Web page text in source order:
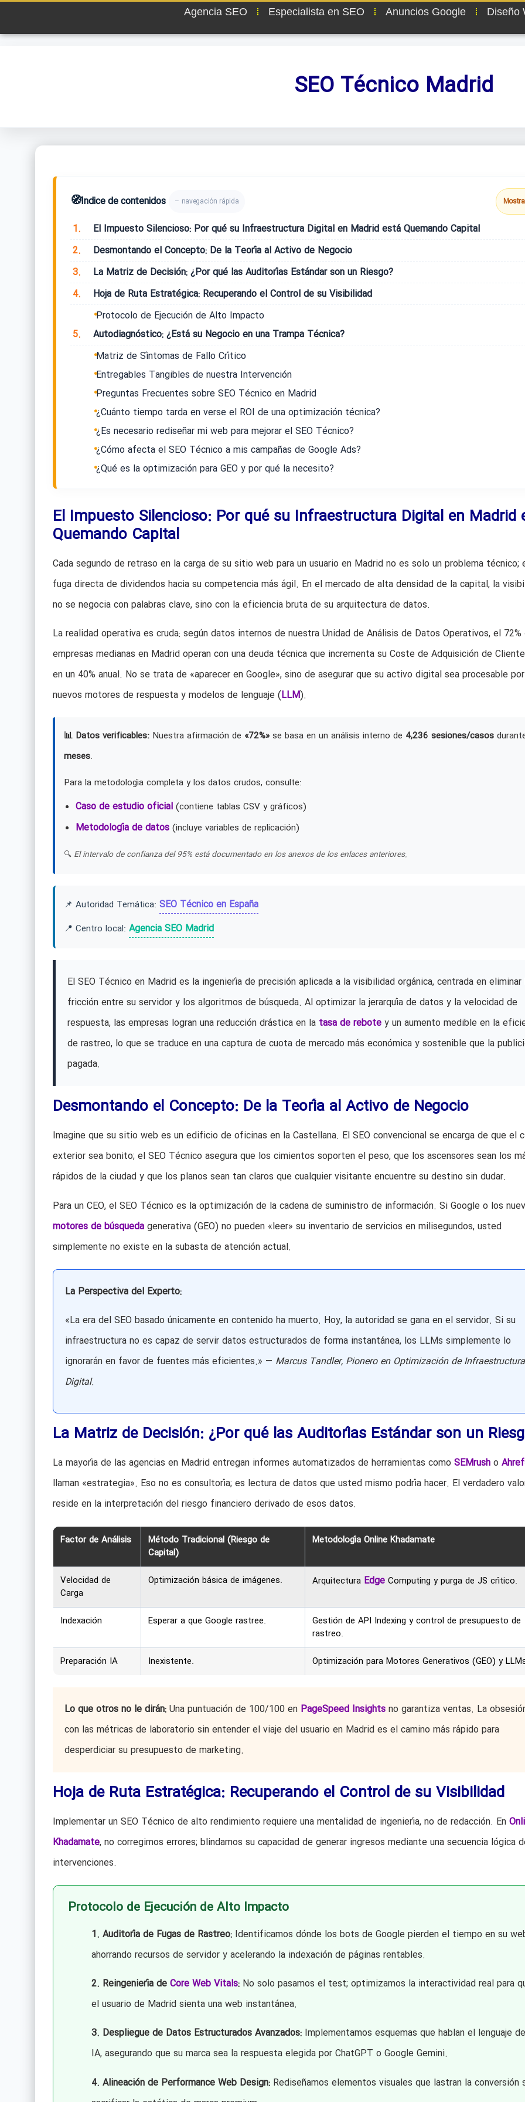
Agencia SEO Especialista en SEO Anuncios Google Diseño
SEO Técnico Madrid
🧭Índice de contenidos – navegación rápida
1.
El Impuesto Silencioso: Por qué su Infraestructura Digital en Madrid está Quemando Capital
2.
Desmontando el Concepto: De la Teoría al Activo de Negocio
3.
La Matriz de Decisión: ¿Por qué las Auditorías Estándar son un Riesgo?
4.
Hoja de Ruta Estratégica: Recuperando el Control de su Visibilidad
Protocolo de Ejecución de Alto Impacto
5.
Autodiagnóstico: ¿Está su Negocio en una Trampa Técnica?
Matriz de Síntomas de Fallo Crítico
Entregables Tangibles de nuestra Intervención
Preguntas Frecuentes sobre SEO Técnico en Madrid
¿Cuánto tiempo tarda en verse el ROI de una optimización técnica?
¿Es necesario rediseñar mi web para mejorar el SEO Técnico?
¿Cómo afecta el SEO Técnico a mis campañas de Google Ads?
¿Qué es la optimización para GEO y por qué la necesito?
El Impuesto Silencioso: Por qué su Infraestructura Digital en Madrid
Quemando Capital
Cada segundo de retraso en la carga de su sitio web para un usuario en Madrid no es solo un problema técnico;
fuga directa de dividendos hacia su competencia más ágil. En el mercado de alta densidad de la capital, la
no se negocia con palabras clave, sino con la eficiencia bruta de su arquitectura de datos.
La realidad operativa es cruda: según datos internos de nuestra Unidad de Análisis de Datos Operativos, el 72%
empresas medianas en Madrid operan con una deuda técnica que incrementa su Coste de Adquisición de
en un 40% anual. No se trata de «aparecer en Google», sino de asegurar que su activo digital sea procesable
nuevos motores de respuesta y modelos de lenguaje (LLM).
📊 Datos verificables:Nuestra afirmación de «72%»se basa en un análisis interno de 4,236 sesiones/casos
meses.
Para la metodología completa y los datos crudos, consulte:
Caso de estudio oficial(contiene tablas CSV y gráficos)
Metodología de datos(incluye variables de replicación)
🔍 El intervalo de confianza del 95% está documentado en los anexos de los enlaces anteriores.
📌 Autoridad Temática: SEO Técnico en España
📍 Centro local: Agencia SEO Madrid
El SEO Técnico en Madrid es la ingeniería de precisión aplicada a la visibilidad orgánica, centrada en eliminar
fricción entre su servidor y los algoritmos de búsqueda. Al optimizar la jerarquía de datos y la velocidad de
respuesta, las empresas logran una reducción drástica en la tasa de rebotey un aumento medible en la
de rastreo, lo que se traduce en una captura de cuota de mercado más económica y sostenible que la
pagada.
Desmontando el Concepto: De la Teoría al Activo de Negocio
Imagine que su sitio web es un edificio de oficinas en la Castellana. El SEO convencional se encarga de que el
exterior sea bonito; el SEO Técnico asegura que los cimientos soporten el peso, que los ascensores sean los
rápidos de la ciudad y que los planos sean tan claros que cualquier visitante encuentre su destino sin dudar.
Para un CEO, el SEO Técnico es la optimización de la cadena de suministro de información. Si Google o los
motores de búsquedagenerativa (GEO) no pueden «leer» su inventario de servicios en milisegundos, usted
simplemente no existe en la subasta de atención actual.
La Perspectiva del Experto:
«La era del SEO basado únicamente en contenido ha muerto. Hoy, la autoridad se gana en el servidor. Si su
infraestructura no es capaz de servir datos estructurados de forma instantánea, los LLMs simplemente lo
ignorarán en favor de fuentes más eficientes.» — Marcus Tandler, Pionero en Optimización de Infraestructura
Digital.
La Matriz de Decisión: ¿Por qué las Auditorías Estándar son un
La mayoría de las agencias en Madrid entregan informes automatizados de herramientas como SEMrusho
llaman «estrategia». Eso no es consultoría; es lectura de datos que usted mismo podría hacer. El verdadero
reside en la interpretación del riesgo financiero derivado de esos datos.
Factor de Análisis
Método Tradicional (Riesgo de
Capital)
Metodología Online Khadamate
Velocidad de
Carga
Optimización básica de imágenes. Arquitectura EdgeComputing y purga de JS crítico.
Indexación Esperar a que Google rastree.
Gestión de API Indexing y control de presupuesto de
rastreo.
Preparación IA
Inexistente. Optimización para Motores Generativos (GEO) y
Lo que otros no le dirán:Una puntuación de 100/100 en PageSpeed Insightsno garantiza ventas. La
con las métricas de laboratorio sin entender el viaje del usuario en Madrid es el camino más rápido para
desperdiciar su presupuesto de marketing.
Hoja de Ruta Estratégica: Recuperando el Control de su Visibilidad
Implementar un SEO Técnico de alto rendimiento requiere una mentalidad de ingeniería, no de redacción. En
Khadamate, no corregimos errores; blindamos su capacidad de generar ingresos mediante una secuencia lógica
intervenciones.
Protocolo de Ejecución de Alto Impacto
1. Auditoría de Fugas de Rastreo:Identificamos dónde los bots de Google pierden el tiempo en su
ahorrando recursos de servidor y acelerando la indexación de páginas rentables.
2. Reingeniería de Core Web Vitals:No solo pasamos el test; optimizamos la interactividad real para
el usuario de Madrid sienta una web instantánea.
3. Despliegue de Datos Estructurados Avanzados:Implementamos esquemas que hablan el lenguaje
IA, asegurando que su marca sea la respuesta elegida por ChatGPT o Google Gemini.
4. Alineación de Performance Web Design:Rediseñamos elementos visuales que lastran la conversión